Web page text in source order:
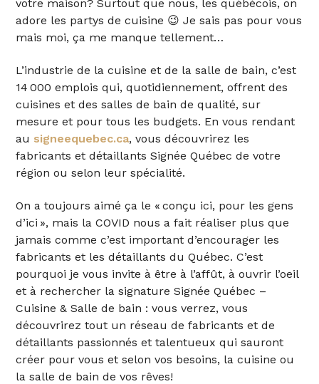
votre maison? Surtout que nous, les québécois, on
adore les partys de cuisine 😉Je sais pas pour vous
mais moi,ça me manque tellement…
L’industrie de la cuisine et de la salle de bain, c’est
14 000 emplois qui, quotidiennement, offrent des
cuisines et des salles de bain de qualité, sur
mesure et pour tous les budgets. En vous rendant
au signeequebec.ca, vous découvrirez les
fabricants et détaillants Signée Québec de votre
région ou selon leur spécialité.
On a toujours aimé ça le «conçu ici, pour les gens
d’ici », mais la COVID nous a fait réaliser plusque
jamaiscomme c’est important d’encourager les
fabricants et les détaillants du Québec. C’est
pourquoi je vous invite à êtreà l’affût,àouvrir l’oeil
età rechercher la signature Signée Québec –
Cuisine &Salle de bain : vous verrez, vous
découvrirez tout un réseau de fabricants et de
détaillants passionnés et talentueuxquisauront
créer pour vous et selon vos besoins, la cuisine ou
la salle de bain de vos rêves!